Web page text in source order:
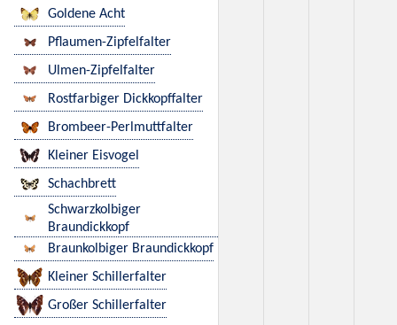
Goldene Acht
Pflaumen-Zipfelfalter
Ulmen-Zipfelfalter
Rostfarbiger Dickkopffalter
Brombeer-Perlmuttfalter
Kleiner Eisvogel
Schachbrett
Schwarzkolbiger
Braundickkopf
Braunkolbiger Braundickkopf
Kleiner Schillerfalter
Großer Schillerfalter